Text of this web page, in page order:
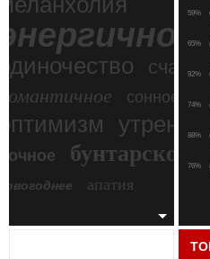
сонное
бунтарское
апатия
59%
65%
92%
74%
88%
76%
69%